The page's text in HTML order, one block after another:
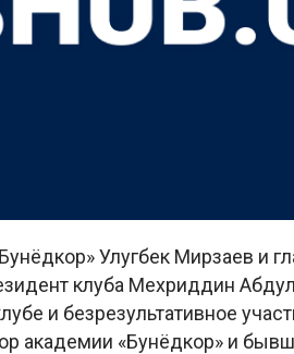
Улугбек Мирзаев и
клуба Мехриддин
и безрезультативное
академии «Бунёдкор» и